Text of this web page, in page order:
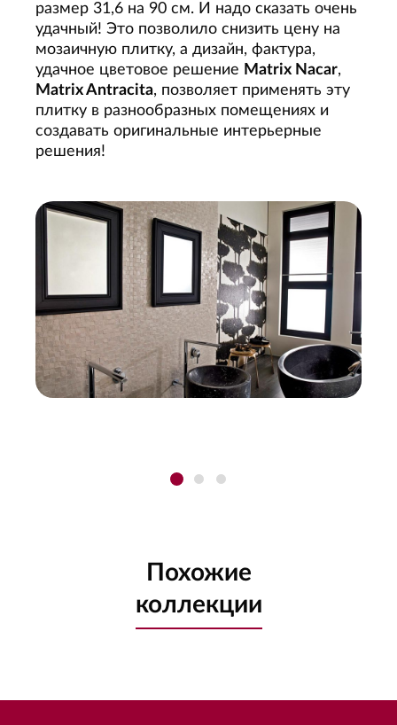
размер 31,6 на 90 см. И надо сказать очень
удачный! Это позволило снизить цену на
мозаичную плитку, а дизайн, фактура,
удачное цветовое решение Matrix Nacar,
Matrix Antracita, позволяет применять эту
плитку в разнообразных помещениях и
создавать оригинальные интерьерные
решения!
Похожие
коллекции